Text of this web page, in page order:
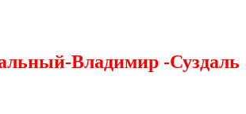
Владимир -Суздаль